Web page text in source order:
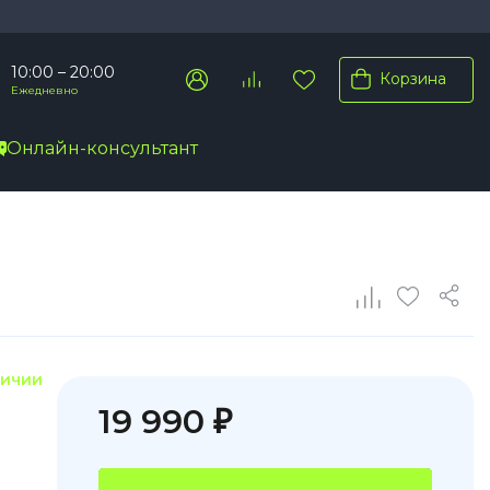
10:00 – 20:00
Ежедневно
Корзина
Онлайн-консультант
19 990 ₽